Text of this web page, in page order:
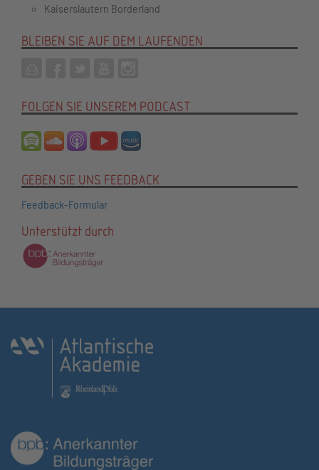
Kaiserslautern Borderland
BLEIBEN SIE AUF DEM LAUFENDEN
FOLGEN SIE UNSEREM PODCAST
GEBEN SIE UNS FEEDBACK
Feedback-Formular
Unterstützt durch